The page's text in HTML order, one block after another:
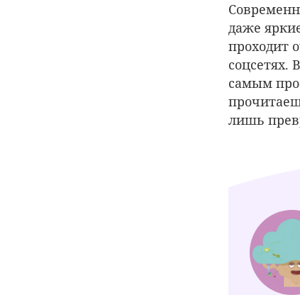
даже
проходит
соцсетях.
самым
лишь